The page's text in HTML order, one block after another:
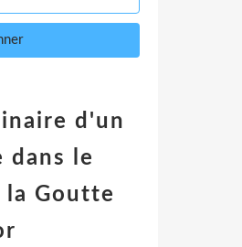
d'un
dans le
Goutte